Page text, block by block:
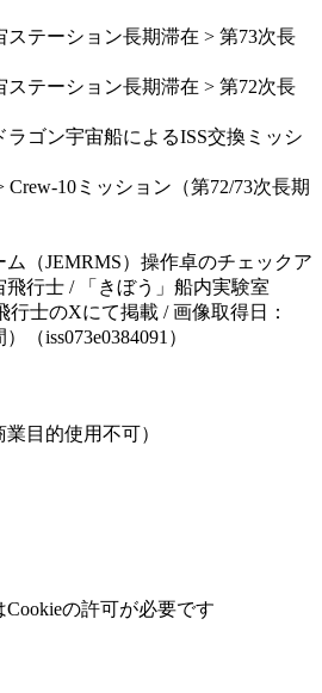
テーション長期滞在 > 第73次長
テーション長期滞在 > 第72次長
ゴン宇宙船によるISS交換ミッシ
10ミッション（第72/73次長期
ム（JEMRMS）操作卓のチェックア
行士 / 「きぼう」船内実験室
行士のXにて掲載 / 画像取得日：
（iss073e0384091）
目的使用不可）
の許可が必要です